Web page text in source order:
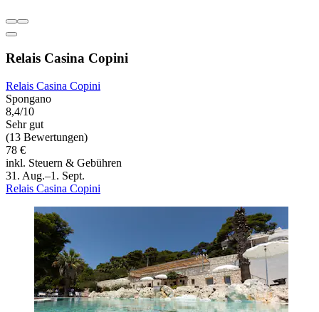
Relais Casina Copini
Relais Casina Copini
Spongano
8,4/10
Sehr gut
(13 Bewertungen)
78 €
inkl. Steuern & Gebühren
31. Aug.–1. Sept.
Relais Casina Copini